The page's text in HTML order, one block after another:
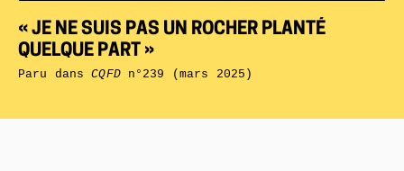
« JE NE SUIS PAS UN ROCHER PLANTÉ
QUELQUE PART »
Paru dansCQFDn°239 (mars 2025)